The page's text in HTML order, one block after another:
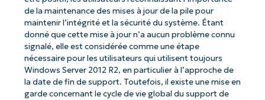
de la maintenance des mises à jour de la pile pour
maintenir l’intégrité et la sécurité du système. Étant
donné que cette mise à jour n’a aucun problème connu
signalé, elle est considérée comme une étape
nécessaire pour les utilisateurs qui utilisent toujours
Windows Server 2012 R2, en particulier à l’approche de
la date de fin de support. Toutefois, il existe une mise en
garde concernant le cycle de vie global du support de